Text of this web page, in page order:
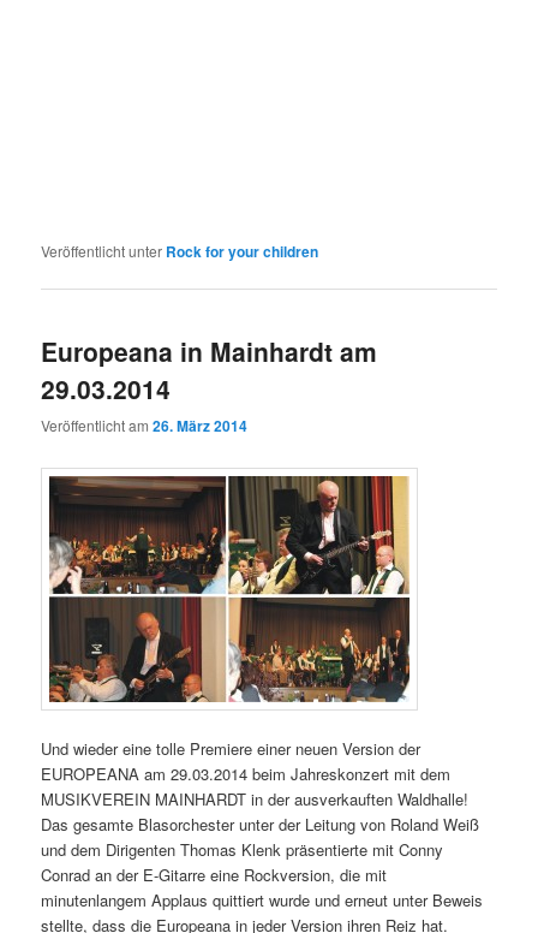
Veröffentlicht unter Rock for your children
Europeana in Mainhardt am
29.03.2014
Veröffentlicht am26. März 2014
Und wieder eine tolle Premiere einer neuen Version der
EUROPEANA am 29.03.2014 beim Jahreskonzert mit dem
MUSIKVEREIN MAINHARDT in der ausverkauften Waldhalle!
Das gesamte Blasorchester unter der Leitung von Roland Weiß
und dem Dirigenten Thomas Klenk präsentierte mit Conny
Conrad an der E-Gitarre eine Rockversion, die mit
minutenlangem Applaus quittiert wurde und erneut unter Beweis
stellte, dass die Europeana in jeder Version ihren Reiz hat.